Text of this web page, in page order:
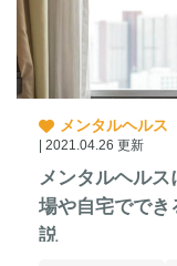
メンタルヘルス
| 2021.04.26 更新
メンタルヘル
場や自宅ででき
説